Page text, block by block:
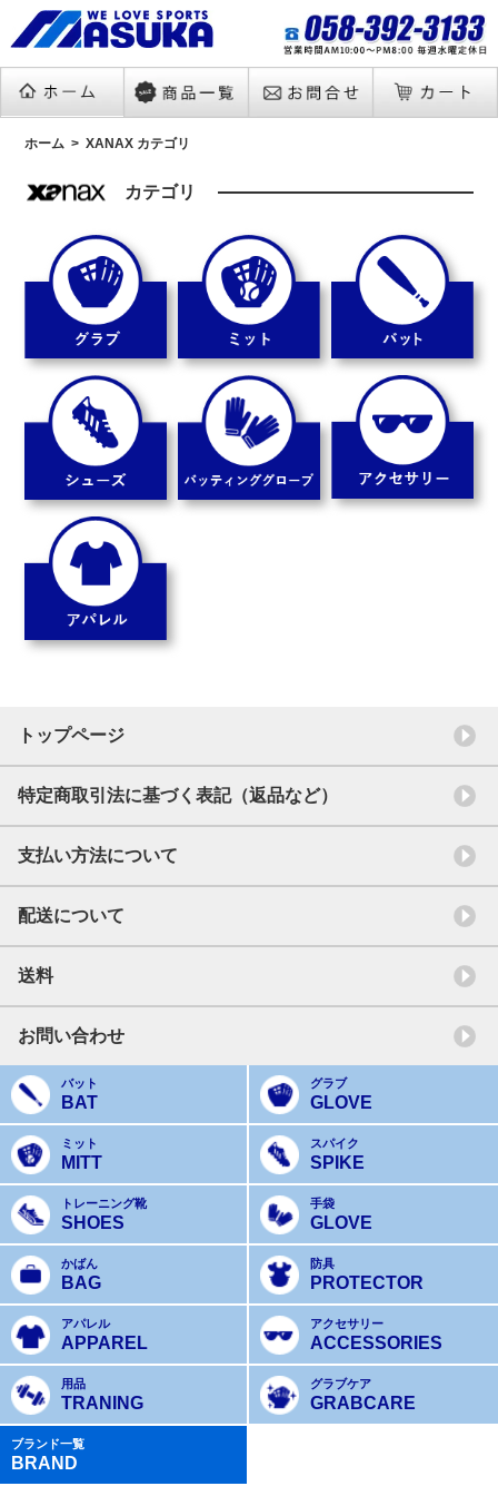
ホーム XANAX カテゴリ
カテゴリ
トップページ
特定商取引法に基づく表記（返品など）
支払い方法について
配送について
送料
お問い合わせ
バット
BAT
グラブ
GLOVE
ミット
MITT
スパイク
SPIKE
トレーニング靴
SHOES
手袋
GLOVE
かばん
BAG
防具
PROTECTOR
アパレル
APPAREL
アクセサリー
ACCESSORIES
用品
TRANING
グラブケア
GRABCARE
ブランド一覧
BRAND